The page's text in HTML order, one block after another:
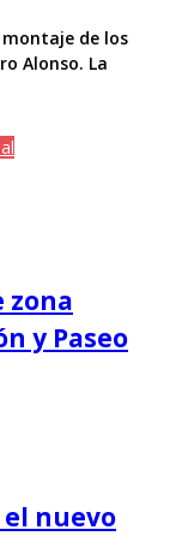
montaje de los
Alonso. La
zona
y Paseo
nuevo